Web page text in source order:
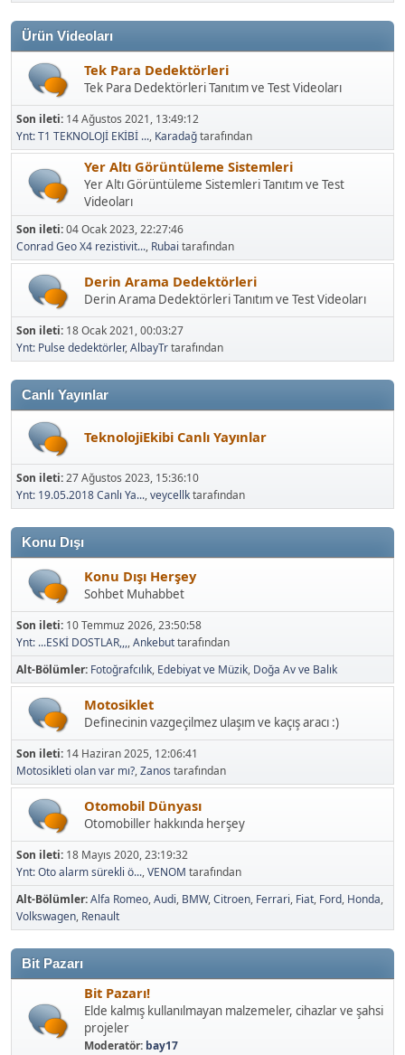
Ürün Videoları
Tek Para Dedektörleri
Tek Para Dedektörleri Tanıtım ve Test Videoları
Son ileti: 14 Ağustos 2021, 13:49:12
Ynt: T1 TEKNOLOJİ EKİBİ ..., Karadağtarafından
Yer Altı Görüntüleme Sistemleri
Yer Altı Görüntüleme Sistemleri Tanıtım ve Test
Videoları
Son ileti:04 Ocak 2023, 22:27:46
Conrad Geo X4 rezistivit..., Rubai tarafından
Derin Arama Dedektörleri
Derin Arama Dedektörleri Tanıtım ve Test Videoları
Son ileti: 18 Ocak 2021, 00:03:27
Ynt: Pulse dedektörler,AlbayTrtarafından
Canlı Yayınlar
TeknolojiEkibi Canlı Yayınlar
Son ileti:27 Ağustos 2023, 15:36:10
Ynt: 19.05.2018 Canlı Ya...,veycellktarafından
Konu Dışı
Konu Dışı Herşey
Sohbet Muhabbet
Son ileti: 10 Temmuz 2026, 23:50:58
Ynt: ...ESKİ DOSTLAR,,,,Ankebuttarafından
Alt-Bölümler Fotoğrafcılık Edebiyat ve Müzik Doğa Av ve Balık
Motosiklet
Definecinin vazgeçilmez ulaşım ve kaçış aracı :)
Son ileti: 14 Haziran 2025, 12:06:41
Motosikleti olan var mı?,Zanos tarafından
Otomobil Dünyası
Otomobiller hakkında herşey
Son ileti: 18 Mayıs 2020, 23:19:32
Ynt: Oto alarm sürekli ö...,VENOM tarafından
Alt-Bölümler Alfa Romeo Audi BMW Citroen Ferrari Fiat Ford Honda
Volkswagen Renault
Bit Pazarı
Bit Pazarı!
Elde kalmış kullanılmayan malzemeler, cihazlar ve şahsi
projeler
Moderatör: bay17